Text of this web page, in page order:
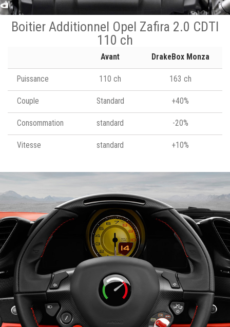
Boitier Additionnel Opel Zafira 2.0 CDTI
110 ch
Avant DrakeBox Monza
Puissance 110 ch 163 ch
Couple Standard +40%
Consommation standard -20%
Vitesse standard +10%